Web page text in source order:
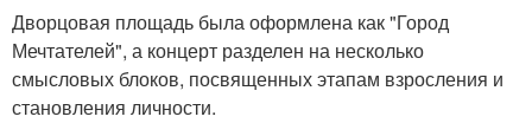
Дворцовая площадь была оформлена как "Город
Мечтателей", а концерт разделен на несколько
смысловых блоков, посвященных этапам взросления и
становления личности.